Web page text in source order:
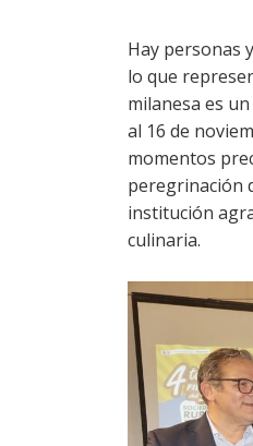
Hay personas
lo que
milanesa es
al 16 de
momentos
peregrinación
institución
culinaria.